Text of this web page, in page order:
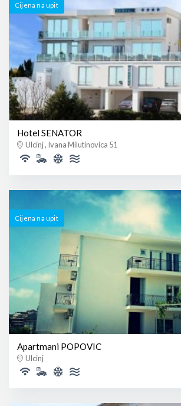
Cijena na upit
Hotel SENATOR
Ulcinj , Ivana Milutinovica 51
Cijena na upit
Apartmani POPOVIC
Ulcinj